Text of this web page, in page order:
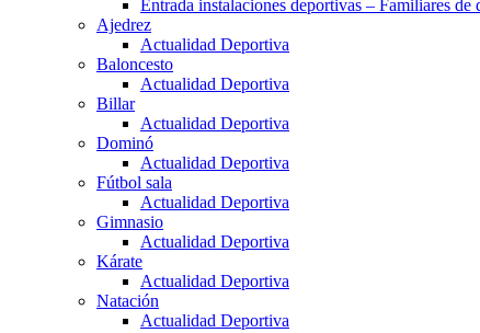
Entrada instalaciones deportivas – Familiares de
Ajedrez
Actualidad Deportiva
Baloncesto
Actualidad Deportiva
Billar
Actualidad Deportiva
Dominó
Actualidad Deportiva
Fútbol sala
Actualidad Deportiva
Gimnasio
Actualidad Deportiva
Kárate
Actualidad Deportiva
Natación
Actualidad Deportiva